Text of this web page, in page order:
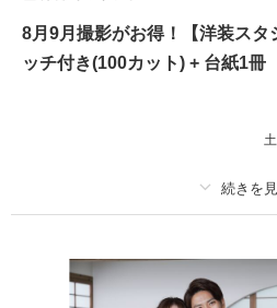
8月9月撮影がお得！【洋装スタ
ッチ付き(100カット) + 台紙1冊
プラン詳細
撮影料 新婦衣装1